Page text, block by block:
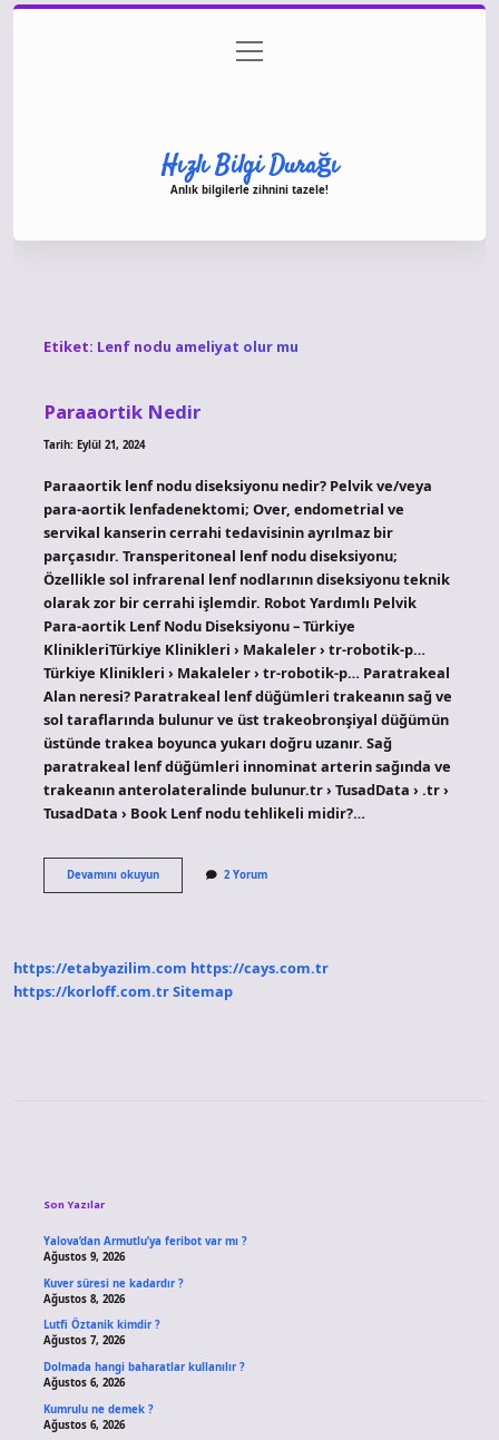
Gizlilik Politikası
menüyü
aç
Hızlı Bilgi Durağı
Anlık bilgilerle zihnini tazele!
Etiket: Lenf nodu ameliyat olur mu
Paraaortik Nedir
Tarih: Eylül 21, 2024
Paraaortik lenf nodu diseksiyonu nedir? Pelvik ve/veya
para-aortik lenfadenektomi; Over, endometrial ve
servikal kanserin cerrahi tedavisinin ayrılmaz bir
parçasıdır. Transperitoneal lenf nodu diseksiyonu;
Özellikle sol infrarenal lenf nodlarının diseksiyonu teknik
olarak zor bir cerrahi işlemdir. Robot Yardımlı Pelvik
Para-aortik Lenf Nodu Diseksiyonu – Türkiye
KlinikleriTürkiye Klinikleri › Makaleler › tr-robotik-p…
Türkiye Klinikleri › Makaleler › tr-robotik-p… Paratrakeal
Alan neresi? Paratrakeal lenf düğümleri trakeanın sağ ve
sol taraflarında bulunur ve üst trakeobronşiyal düğümün
üstünde trakea boyunca yukarı doğru uzanır. Sağ
paratrakeal lenf düğümleri innominat arterin sağında ve
trakeanın anterolateralinde bulunur.tr › TusadData › .tr ›
TusadData › Book Lenf nodu tehlikeli midir?…
Devamını okuyunParaaortik
Nedir
2 Yorum
https://etabyazilim.com https://cays.com.tr
https://korloff.com.trSitemap
Son Yazılar
Yalova’dan Armutlu’ya feribot var mı ?
Ağustos 9, 2026
Kuver süresi ne kadardır ?
Ağustos 8, 2026
Lutfi Öztanik kimdir ?
Ağustos 7, 2026
Dolmada hangi baharatlar kullanılır ?
Ağustos 6, 2026
Kumrulu ne demek ?
Ağustos 6, 2026